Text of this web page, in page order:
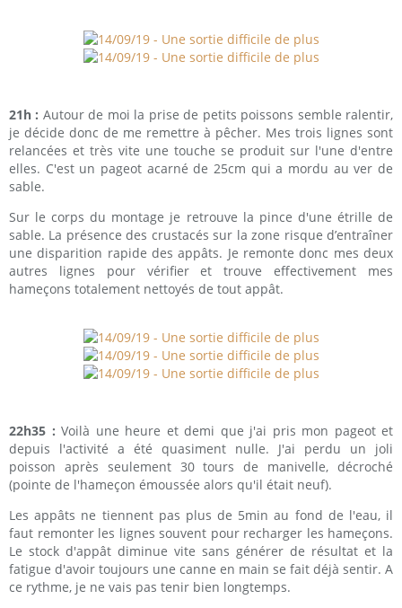
21h : Autour de moi la prise de petits poissons semble ralentir,
je décide donc de me remettre à pêcher. Mes trois lignes sont
relancées et très vite une touche se produit sur l'une d'entre
elles. C'est un pageot acarné de 25cm qui a mordu au ver de
sable.
Sur le corps du montage je retrouve la pince d'une étrille de
sable. La présence des crustacés sur la zone risque d’entraîner
une disparition rapide des appâts. Je remonte donc mes deux
autres lignes pour vérifier et trouve effectivement mes
hameçons totalement nettoyés de tout appât.
22h35 : Voilà une heure et demi que j'ai pris mon pageot et
depuis l'activité a été quasiment nulle. J'ai perdu un joli
poisson après seulement 30 tours de manivelle, décroché
(pointe de l'hameçon émoussée alors qu'il était neuf).
Les appâts ne tiennent pas plus de 5min au fond de l'eau, il
faut remonter les lignes souvent pour recharger les hameçons.
Le stock d'appât diminue vite sans générer de résultat et la
fatigue d'avoir toujours une canne en main se fait déjà sentir. A
ce rythme, je ne vais pas tenir bien longtemps.